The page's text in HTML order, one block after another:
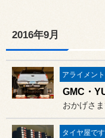
2016年9月
GMC・